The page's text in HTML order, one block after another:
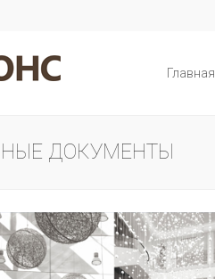
Главная
ДОКУМЕНТЫ